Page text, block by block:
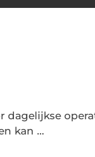
dagelijkse
kan ...